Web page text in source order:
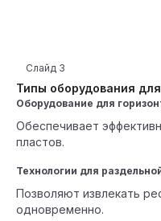
Типы оборудования
Слайд 3
Оборудование для
Обеспечивает
пластов.
Технологии для
Позволяют извлекать
одновременно.